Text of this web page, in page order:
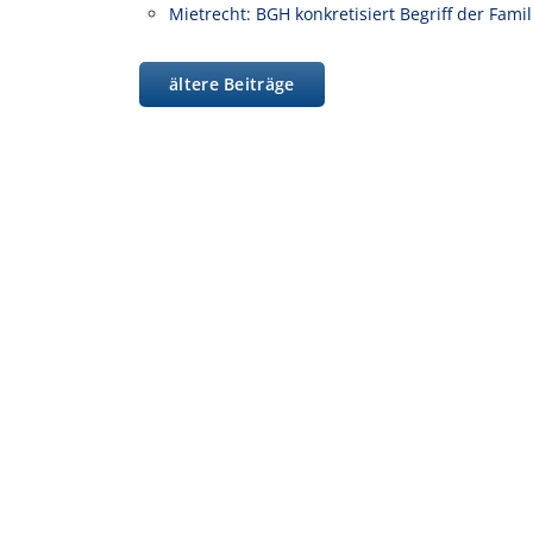
Mietrecht: BGH konkretisiert Begriff der
ältere Beiträge